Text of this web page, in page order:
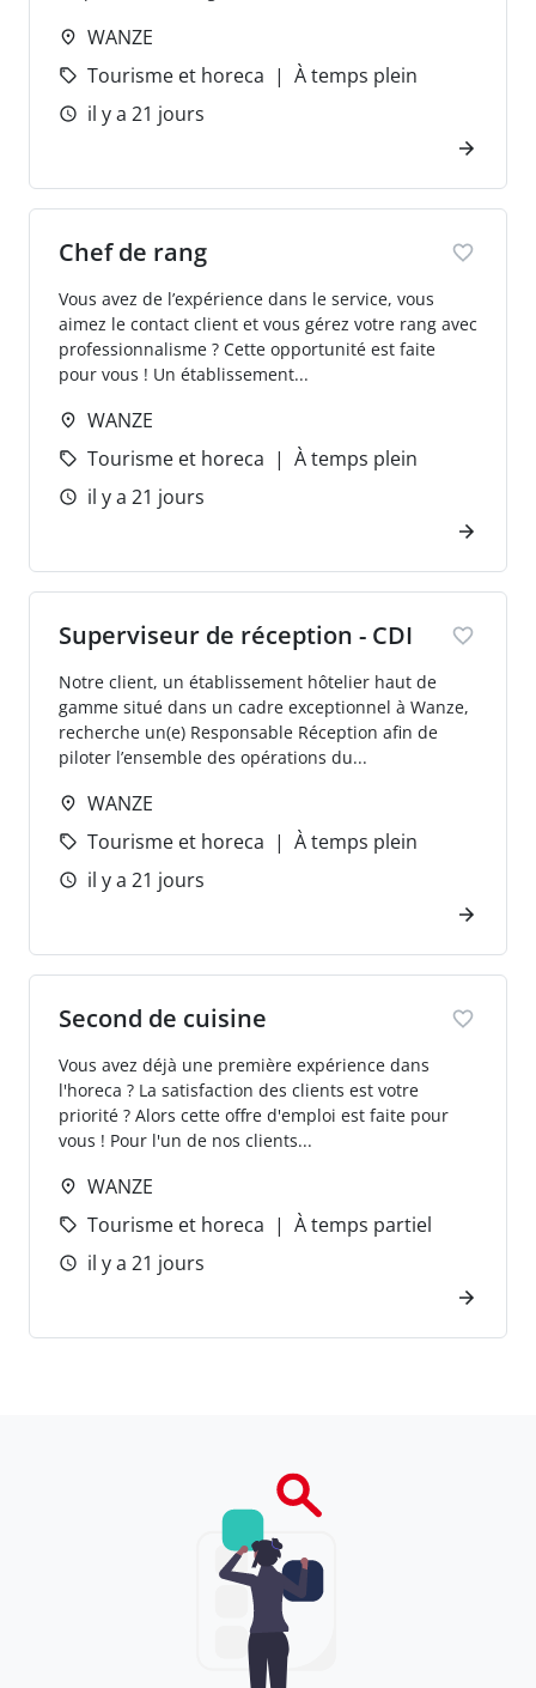
WANZE
Tourisme et horeca
À temps plein
il y a 21 jours
Chef de rang
Vous avez de l’expérience dans le service, vous
aimez le contact client et vous gérez votre rang avec
professionnalisme ? Cette opportunité est faite
pour vous ! Un établissement...
WANZE
Tourisme et horeca
À temps plein
il y a 21 jours
Superviseur de réception - CDI
Notre client, un établissement hôtelier haut de
gamme situé dans un cadre exceptionnel à Wanze,
recherche un(e) Responsable Réception afin de
piloter l’ensemble des opérations du...
WANZE
Tourisme et horeca
À temps plein
il y a 21 jours
Second de cuisine
Vous avez déjà une première expérience dans
l'horeca ? La satisfaction des clients est votre
priorité ? Alors cette offre d'emploi est faite pour
vous ! Pour l'un de nos clients...
WANZE
Tourisme et horeca
À temps partiel
il y a 21 jours